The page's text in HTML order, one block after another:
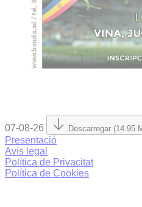
07-08-26 Descarregar (14.95
Presentació
Avís legal
Política de Privacitat
Política de Cookies